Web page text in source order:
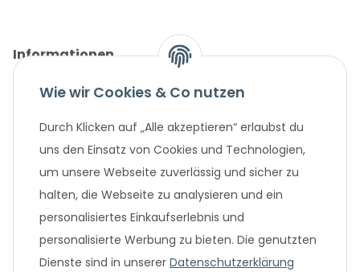
Informationen
Gesetzliche Informationen
Unternehmen
Beliebte Angebote
Wie wir Cookies & Co nutzen
Durch Klicken auf „Alle akzeptieren“ erlaubst du
uns den Einsatz von Cookies und Technologien,
um unsere Webseite zuverlässig und sicher zu
halten, die Webseite zu analysieren und ein
personalisiertes Einkaufserlebnis und
personalisierte Werbung zu bieten. Die genutzten
Dienste sind in unserer Datenschutzerklärung